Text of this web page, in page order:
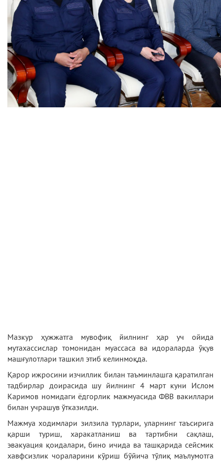
Мазкур ҳужжатга мувофиқ йилнинг ҳар уч ойида
мутахассислар томонидан муассаса ва идораларда ўқув
машғулотлари ташкил этиб келинмоқда.
Қарор ижросини изчиллик билан таъминлашга қаратилган
тадбирлар доирасида шу йилнинг 4 март куни Ислом
Каримов номидаги ёдгорлик мажмуасида ФВВ вакиллари
билан учрашув ўтказилди.
Мажмуа ходимлари зилзила турлари, уларнинг таъсирига
қарши туриш, харакатланиш ва тартибни сақлаш,
эвакуация қоидалари, бино ичида ва ташқарида сейсмик
хавфсизлик чораларини кўриш бўйича тўлиқ маълумотга